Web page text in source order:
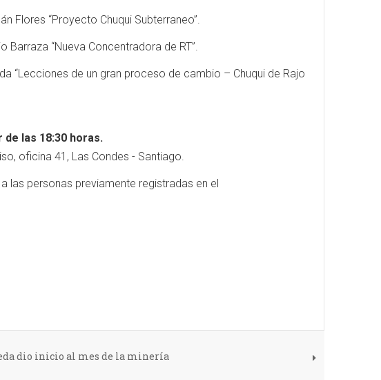
Flores “Proyecto Chuqui Subterraneo”.
Barraza “Nueva Concentradora de RT”.
“Lecciones de un gran proceso de cambio – Chuqui de Rajo
las 18:30 horas.
oficina 41, Las Condes - Santiago.
las personas previamente registradas en el
dio inicio al mes de la minería